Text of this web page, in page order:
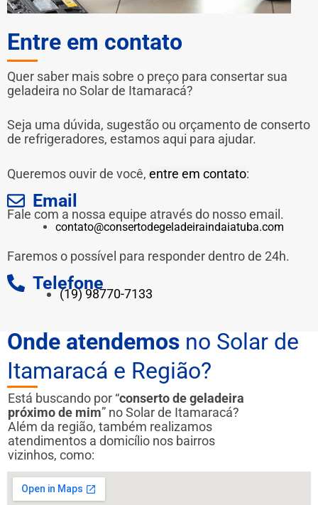
Entre em contato
Quer saber mais sobre o preço para consertar sua
geladeira no Solar de Itamaracá?
Seja uma dúvida, sugestão ou orçamento de conserto
de refrigeradores, estamos aqui para ajudar.
Queremos ouvir de você, entre em contato:
Email
Fale com a nossa equipe através do nosso email.
contato@consertodegeladeiraindaiatuba.com
Faremos o possível para responder dentro de 24h.
Telefone
(19) 98770-7133
Onde atendemos no Solar de
Itamaracá e Região?
Está buscando por “conserto de geladeira
próximo de mim” no Solar de Itamaracá?
Além da região, também realizamos
atendimentos a domicílio nos bairros
vizinhos, como: